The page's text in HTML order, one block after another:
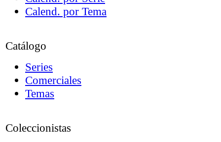
Calend. por Tema
Catálogo
Series
Comerciales
Temas
Coleccionistas